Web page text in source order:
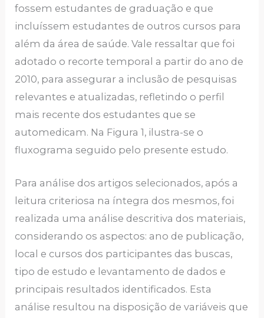
fossem estudantes de graduação e que
incluíssem estudantes de outros cursos para
além da área de saúde. Vale ressaltar que foi
adotado o recorte temporal a partir do ano de
2010, para assegurar a inclusão de pesquisas
relevantes e atualizadas, refletindo o perfil
mais recente dos estudantes que se
automedicam. Na Figura 1, ilustra-se o
fluxograma seguido pelo presente estudo.
Para análise dos artigos selecionados, após a
leitura criteriosa na íntegra dos mesmos, foi
realizada uma análise descritiva dos materiais,
considerando os aspectos: ano de publicação,
local e cursos dos participantes das buscas,
tipo de estudo e levantamento de dados e
principais resultados identificados. Esta
análise resultou na disposição de variáveis que